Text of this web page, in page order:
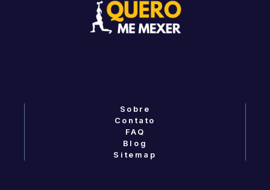
Sobre
Contato
FAQ
Blog
Sitemap